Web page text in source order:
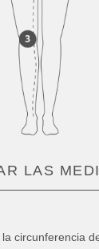
LAS
circunferencia